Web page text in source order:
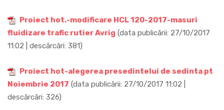
Proiect hot.-modificare HCL 120-2017-masuri
fluidizare trafic rutier Avrig (data publicării: 27/10/2017
11:02 | descărcări: 381)
Proiect hot-alegerea presedintelui de sedinta pt
Noiembrie 2017 (data publicării: 27/10/2017 11:02 |
descărcări: 326)